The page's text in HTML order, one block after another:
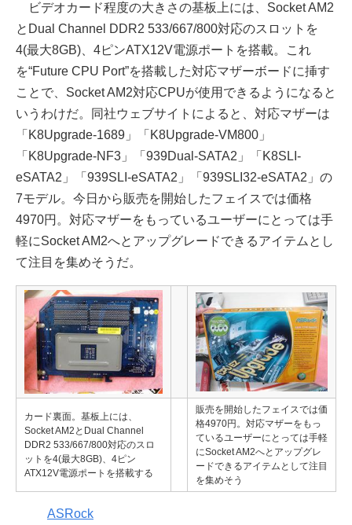
ビデオカード程度の大きさの基板上には、Socket AM2
とDual Channel DDR2 533/667/800対応のスロットを
4(最大8GB)、4ピンATX12V電源ポートを搭載。これ
を“Future CPU Port”を搭載した対応マザーボードに挿す
ことで、Socket AM2対応CPUが使用できるようになると
いうわけだ。同社ウェブサイトによると、対応マザーは
「K8Upgrade-1689」「K8Upgrade-VM800」
「K8Upgrade-NF3」「939Dual-SATA2」「K8SLI-
eSATA2」「939SLI-eSATA2」「939SLI32-eSATA2」の
7モデル。今日から販売を開始したフェイスでは価格
4970円。対応マザーをもっているユーザーにとっては手
軽にSocket AM2へとアップグレードできるアイテムとし
て注目を集めそうだ。
カード裏面。基板上には、
Socket AM2とDual Channel
DDR2 533/667/800対応のスロ
ットを4(最大8GB)、4ピン
ATX12V電源ポートを搭載する
販売を開始したフェイスでは価
格4970円。対応マザーをもっ
ているユーザーにとっては手軽
にSocket AM2へとアップグレ
ードできるアイテムとして注目
を集めそう
ASRock